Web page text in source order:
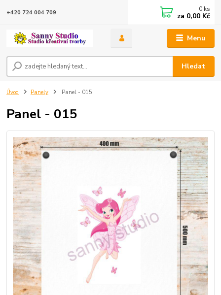
Menu
Hledat
+420 724 004 709 0 ks
za 0,00 Kč
Úvod Panely Panel - 015
Panel - 015